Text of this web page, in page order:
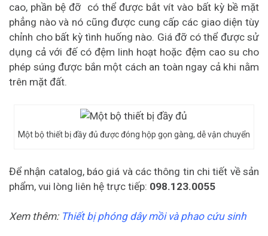
cao, phần bệ đỡ có thể được bắt vít vào bất kỳ bề mặt
phẳng nào và nó cũng được cung cấp các giao diện tùy
chỉnh cho bất kỳ tình huống nào. Giá đỡ có thể được sử
dụng cả với đế có đệm linh hoạt hoặc đệm cao su cho
phép súng được bắn một cách an toàn ngay cả khi nằm
trên mặt đất.
Một bộ thiết bị đầy đủ được đóng hộp gọn gàng, dễ vận chuyển
Để nhận catalog, báo giá và các thông tin chi tiết về sản
phẩm, vui lòng liên hệ trực tiếp: 098.123.0055
Xem thêm: Thiết bị phóng dây mồi và phao cứu sinh